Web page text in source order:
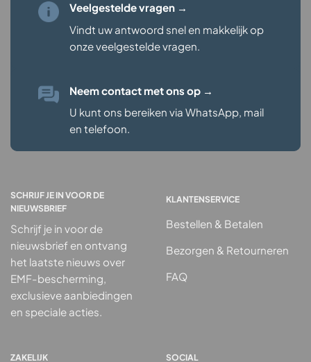
Veelgestelde vragen →
Vindt uw antwoord snel en makkelijk op
onze veelgestelde vragen.
Neem contact met ons op →
U kunt ons bereiken via WhatsApp, mail
en telefoon.
SCHRIJF JE IN VOOR DE
NIEUWSBRIEF
Schrijf je in voor de
nieuwsbrief en ontvang
het laatste nieuws over
EMF-bescherming,
exclusieve aanbiedingen
en speciale acties.
KLANTENSERVICE
Bestellen & Betalen
Bezorgen & Retourneren
FAQ
ZAKELIJK SOCIAL